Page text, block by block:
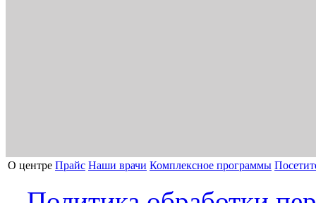
О центре Прайс Наши врачи Комплексное программы